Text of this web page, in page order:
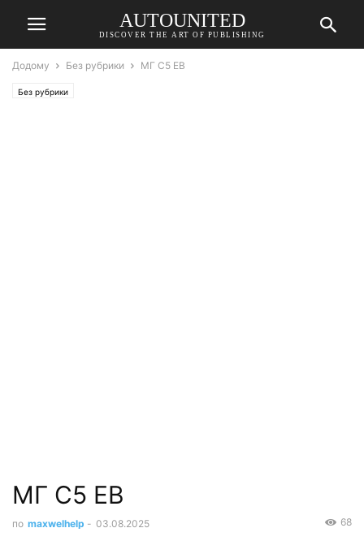
AUTOUNITED
DISCOVER THE ART OF PUBLISHING
Додому Без рубрики МГ С5 ЕВ
Без рубрики
МГ С5 ЕВ
по maxwelhelp - 03.08.2025 68